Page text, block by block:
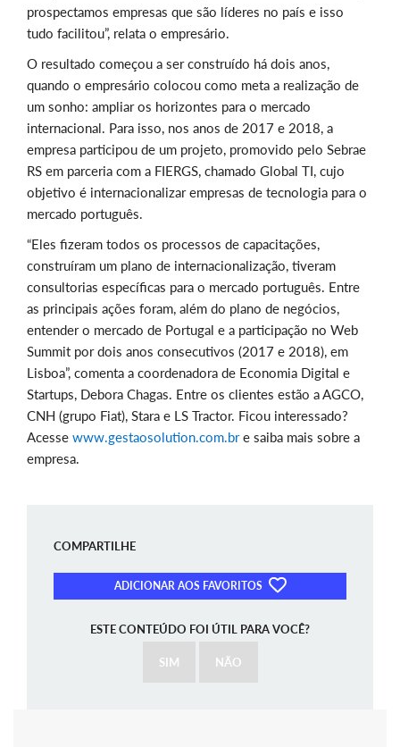
prospectamos empresas que são líderes no país e isso
tudo facilitou”, relata o empresário.
O resultado começou a ser construído há dois anos,
quando o empresário colocou como meta a realização de
um sonho: ampliar os horizontes para o mercado
internacional. Para isso, nos anos de 2017 e 2018, a
empresa participou de um projeto, promovido pelo Sebrae
RS em parceria com a FIERGS, chamado Global TI, cujo
objetivo é internacionalizar empresas de tecnologia para o
mercado português.
“Eles fizeram todos os processos de capacitações,
construíram um plano de internacionalização, tiveram
consultorias específicas para o mercado português. Entre
as principais ações foram, além do plano de negócios,
entender o mercado de Portugal e a participação no Web
Summit por dois anos consecutivos (2017 e 2018), em
Lisboa”, comenta a coordenadora de Economia Digital e
Startups, Debora Chagas. Entre os clientes estão a AGCO,
CNH (grupo Fiat), Stara e LS Tractor. Ficou interessado?
Acesse www.gestaosolution.com.bre saiba mais sobre a
empresa.
COMPARTILHE
ADICIONAR AOS FAVORITOS
ESTE CONTEÚDO FOI ÚTIL PARA VOCÊ?
SIM NÃO